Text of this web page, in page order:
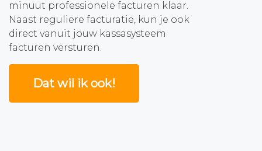
minuut professionele facturen klaar.
Naast reguliere facturatie, kun je ook
direct vanuit jouw kassasysteem
facturen versturen.
Dat wil ik ook!